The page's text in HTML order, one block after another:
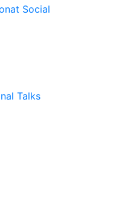
Social
Talks